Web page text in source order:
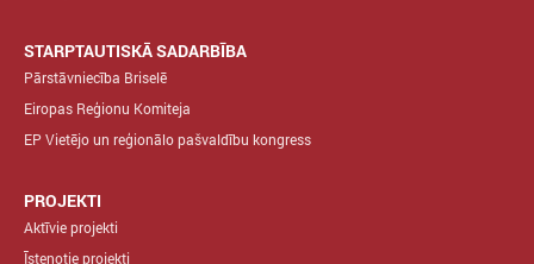
STARPTAUTISKĀ SADARBĪBA
Pārstāvniecība Briselē
Eiropas Reģionu Komiteja
EP Vietējo un reģionālo pašvaldību kongress
PROJEKTI
Aktīvie projekti
Īstenotie projekti